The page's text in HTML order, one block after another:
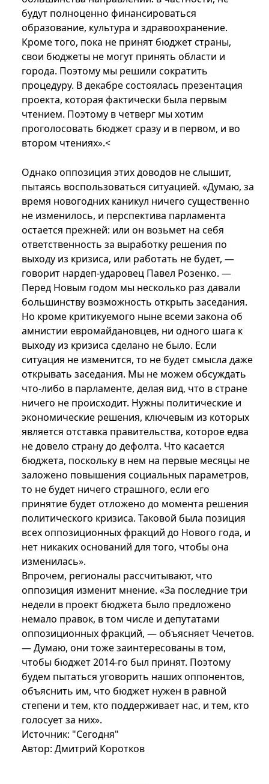
будут полноценно финансироваться
образование, культура и здравоохранение.
Кроме того, пока не принят бюджет страны,
свои бюджеты не могут принять области и
города. Поэтому мы решили сократить
процедуру. В декабре состоялась презентация
проекта, которая фактически была первым
чтением. Поэтому в четверг мы хотим
проголосовать бюджет сразу и в первом, и во
втором чтениях».<
Однако оппозиция этих доводов не слышит,
пытаясь воспользоваться ситуацией. «Думаю, за
время новогодних каникул ничего существенно
не изменилось, и перспектива парламента
остается прежней: или он возьмет на себя
ответственность за выработку решения по
выходу из кризиса, или работать не будет, —
говорит нардеп-ударовец Павел Розенко. —
Перед Новым годом мы несколько раз давали
большинству возможность открыть заседания.
Но кроме критикуемого ныне всеми закона об
амнистии евромайдановцев, ни одного шага к
выходу из кризиса сделано не было. Если
ситуация не изменится, то не будет смысла даже
открывать заседания. Мы не можем обсуждать
что-либо в парламенте, делая вид, что в стране
ничего не происходит. Нужны политические и
экономические решения, ключевым из которых
является отставка правительства, которое едва
не довело страну до дефолта. Что касается
бюджета, поскольку в нем на первые месяцы не
заложено повышения социальных параметров,
то не будет ничего страшного, если его
принятие будет отложено до момента решения
политического кризиса. Таковой была позиция
всех оппозиционных фракций до Нового года, и
нет никаких оснований для того, чтобы она
изменилась».
Впрочем, регионалы рассчитывают, что
оппозиция изменит мнение. «За последние три
недели в проект бюджета было предложено
немало правок, в том числе и депутатами
оппозиционных фракций, — объясняет Чечетов.
— Думаю, они тоже заинтересованы в том,
чтобы бюджет 2014-го был принят. Поэтому
будем пытаться уговорить наших оппонентов,
объяснить им, что бюджет нужен в равной
степени и тем, кто поддерживает нас, и тем, кто
голосует за них».
Источник: "Сегодня"
Автор: Дмитрий Коротков